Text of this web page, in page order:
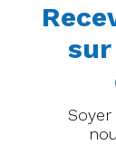
VOUS